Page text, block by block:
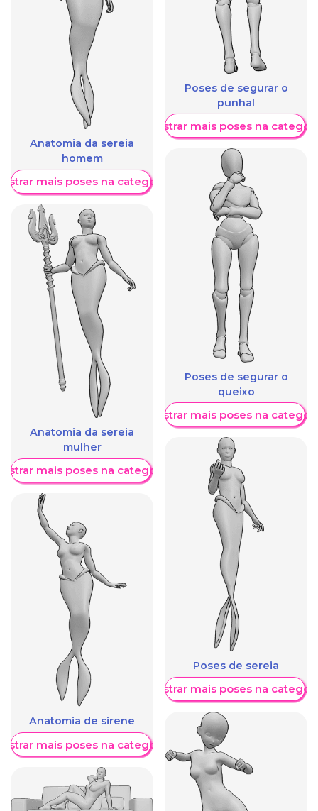
Anatomia da sereia
homem
mais poses na categoria
Anatomia da sereia
mulher
mais poses na categoria
Anatomia de sirene
mais poses na categoria
Poses de segurar o
punhal
Mostrar mais poses na
Poses de segurar o
queixo
Mostrar mais poses na
Poses de sereia
Mostrar mais poses na